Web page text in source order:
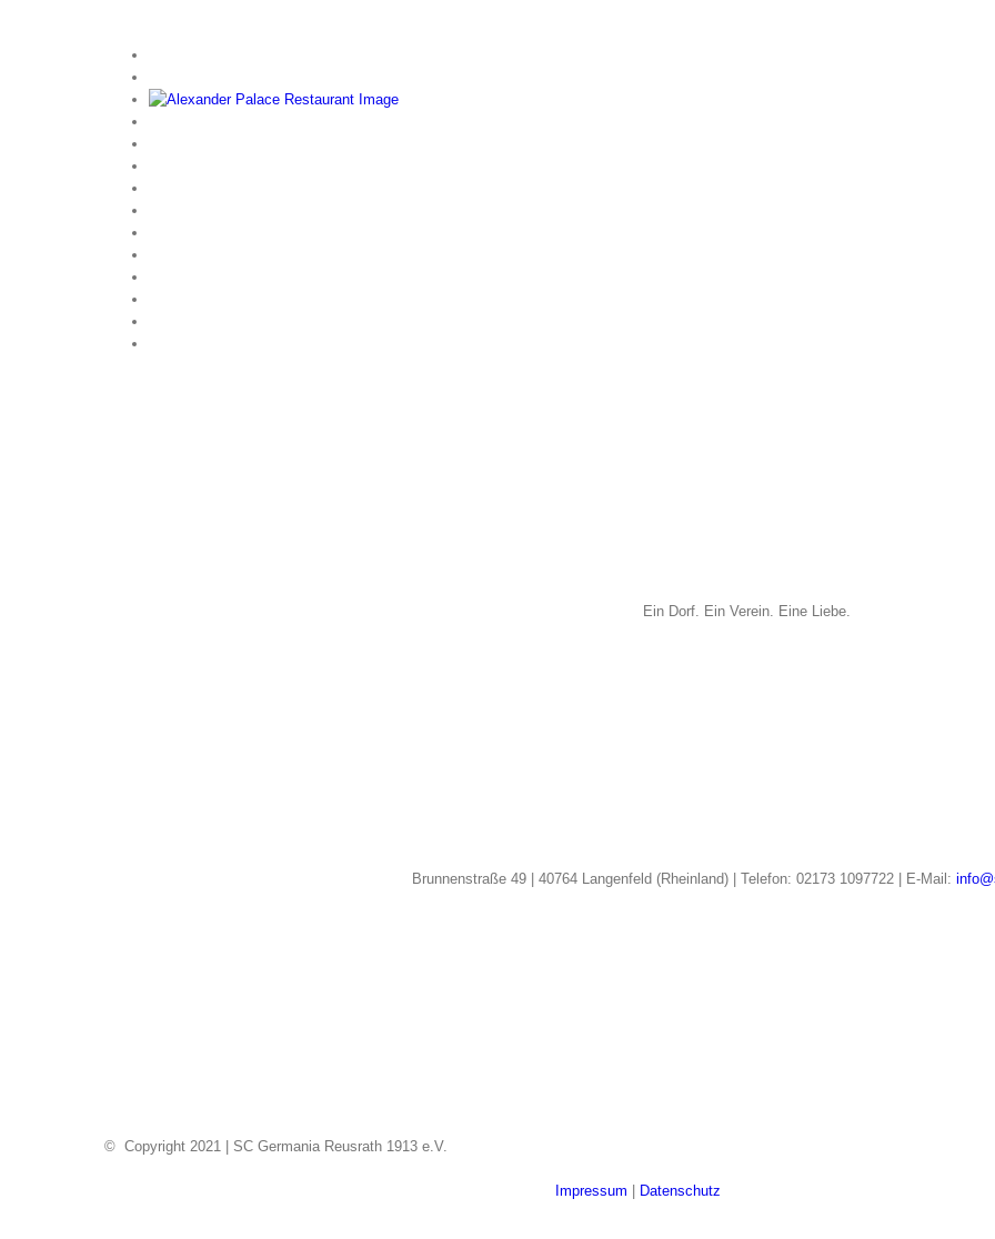
Ein Dorf. Ein Verein. Eine Liebe.
Brunnenstraße 49 | 40764 Langenfeld (Rheinland) | Telefon: 02173 1097722 | E-Mail:
© Copyright 2021 | SC Germania Reusrath 1913 e.V.
Impressum Datenschutz